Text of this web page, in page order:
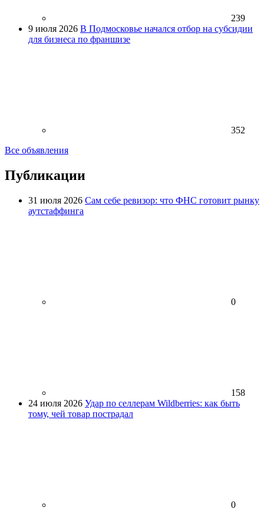
239
9 июля 2026 В Подмосковье начался отбор на субсидии
для бизнеса по франшизе
352
Все объявления
Публикации
31 июля 2026 Сам себе ревизор: что ФНС готовит рынку
аутстаффинга
0
158
24 июля 2026 Удар по селлерам Wildberries: как быть
тому, чей товар пострадал
0